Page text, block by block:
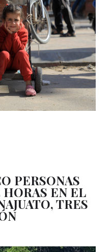
PERSONAS
EN EL
TRES